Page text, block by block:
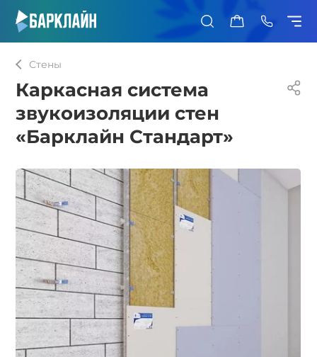
Стены
Каркасная система
звукоизоляции стен
«Барклайн Стандарт»